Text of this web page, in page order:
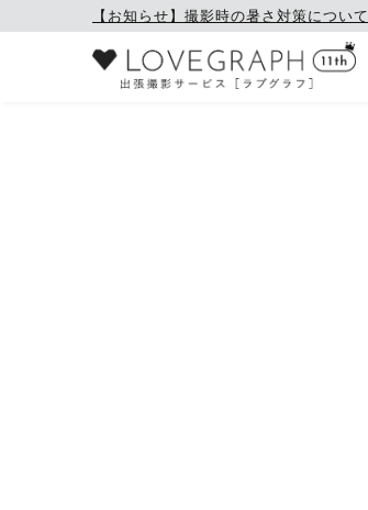
【お知らせ】撮影時の暑さ対策について